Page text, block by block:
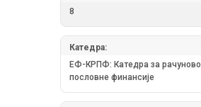
8
Катедра:
ЕФ-КРПФ: Катедра за
пословне финансије